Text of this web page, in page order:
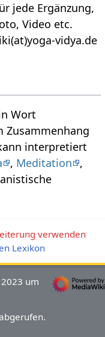
Video etc.
vidya.de
Zusammenhang
interpretiert
, Meditation
,
verwenden
Lexikon
um